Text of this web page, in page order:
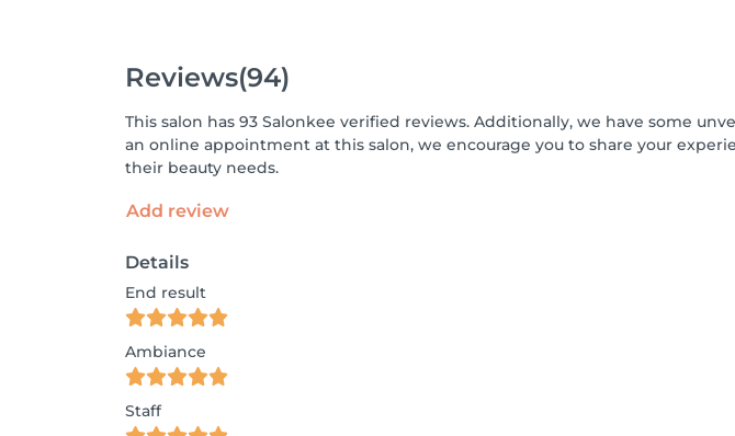
Reviews(94)
This salon has 93 Salonkee verified reviews. Additionally, we have some
an online appointment at this salon, we encourage you to share your
their beauty needs.
Add review
Details
End result
Ambiance
Staff